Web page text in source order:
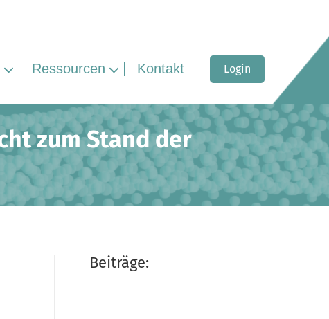
Ressourcen Kontakt Login
zum Stand der
Beiträge: